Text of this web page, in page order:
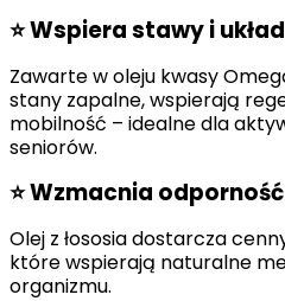
⭐Wspiera stawy i
Zawarte w oleju kwasy
stany zapalne, wspierają
mobilność – idealne dla
seniorów.
⭐Wzmacnia odporność
Olej z łososia dostarcza
które wspierają naturalne
organizmu.